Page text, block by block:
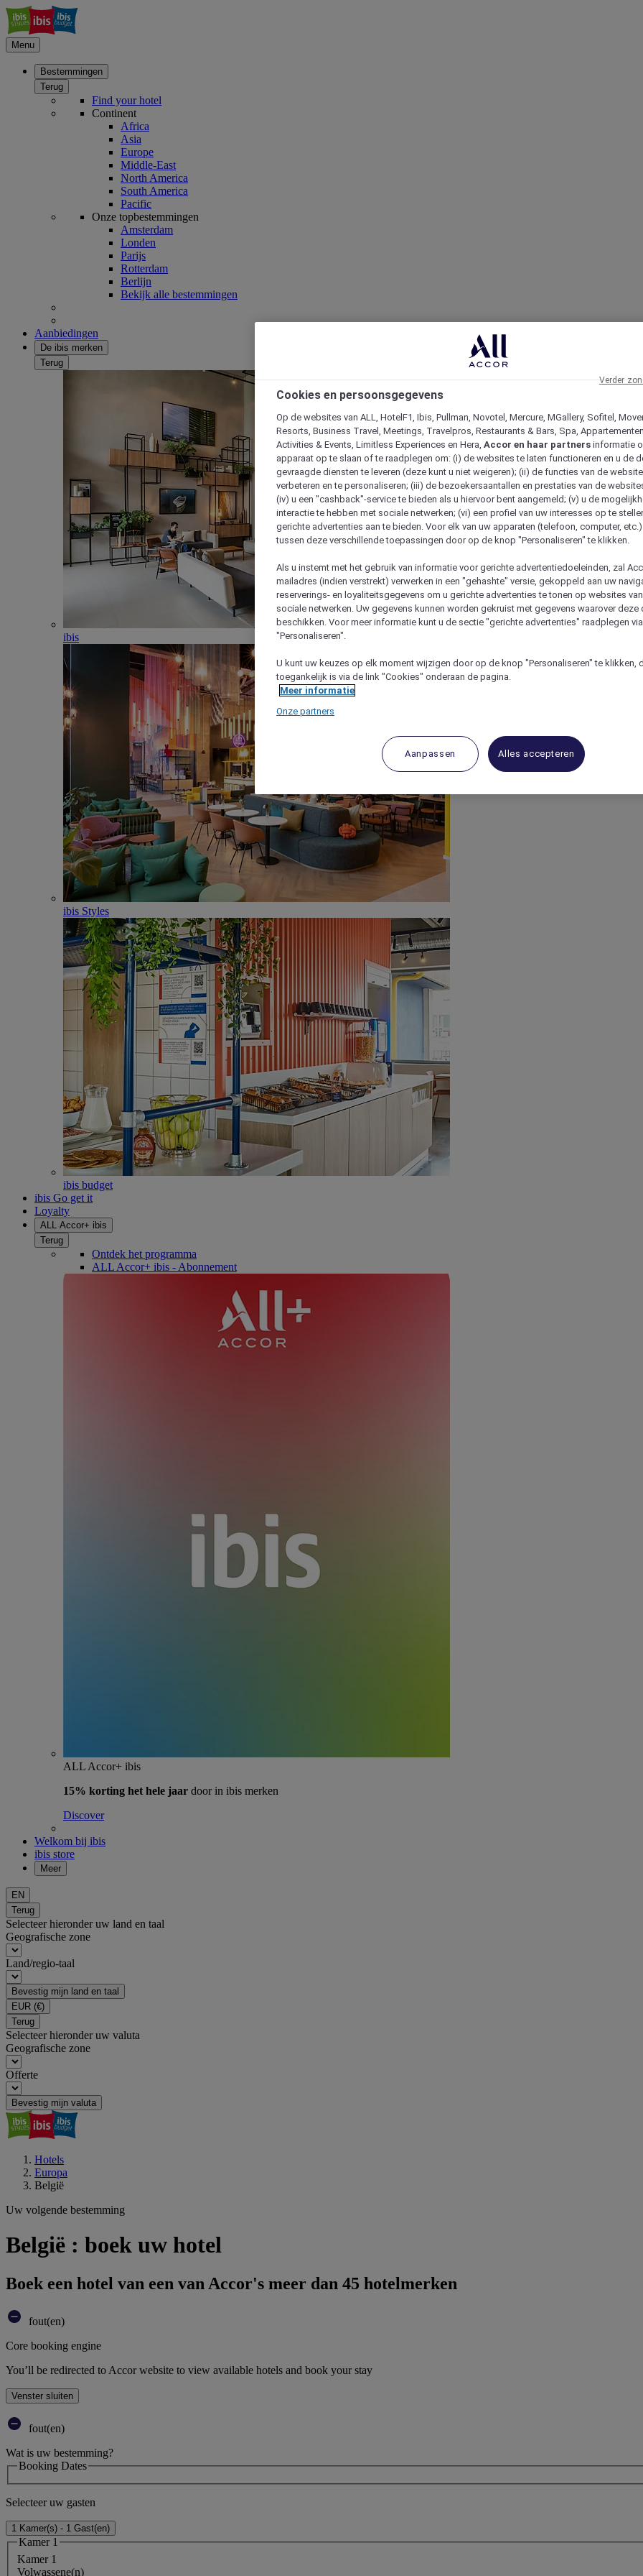
Menu
Bestemmingen
Terug
Find your hotel
Continent
Africa
Asia
Europe
Middle-East
North America
South America
Pacific
Onze topbestemmingen
Amsterdam
Londen
Parijs
Rotterdam
Berlijn
Bekijk alle bestemmingen
Aanbiedingen
De ibis merken
Terug
ibis
ibis Styles
ibis budget
ibis Go get it
Loyalty
ALL Accor+ ibis
Terug
Ontdek het programma
ALL Accor+ ibis - Abonnement
ALL Accor+ ibis
15% korting het hele jaar door in ibis merken
Discover
Welkom bij ibis
ibis store
Meer
EN
Terug
Selecteer hieronder uw land en taal
Geografische zone
Land/regio-taal
Bevestig mijn land en taal
EUR (€)
Terug
Selecteer hieronder uw valuta
Geografische zone
Offerte
Bevestig mijn valuta
Hotels
Europa
België
Uw volgende bestemming
België : boek uw hotel
Boek een hotel van een van Accor's meer dan 45 hotelmerken
fout(en)
Core booking engine
You’ll be redirected to Accor website to view available hotels and book your stay
Venster sluiten
fout(en)
Wat is uw bestemming?
Booking Dates
Selecteer uw gasten
1 Kamer(s) - 1 Gast(en)
Kamer 1
Kamer 1
Volwassene(n)
Cookies en persoonsgegevens
Op de websites van ALL, HotelF1, Ibis, Pullman, Novotel, Mercure, MGallery, Sofitel,
Resorts, Business Travel, Meetings, Travelpros, Restaurants & Bars, Spa,
Activities & Events, Limitless Experiences en Hera, Accor en haar partners informatie
apparaat op te slaan of te raadplegen om: (i) de websites te laten functioneren en u de
gevraagde diensten te leveren (deze kunt u niet weigeren); (ii) de functies van de
verbeteren en te personaliseren; (iii) de bezoekersaantallen en prestaties van de
(iv) u een "cashback"-service te bieden als u hiervoor bent aangemeld; (v) u de
interactie te hebben met sociale netwerken; (vi) een profiel van uw interesses op te
gerichte advertenties aan te bieden. Voor elk van uw apparaten (telefoon, computer,
tussen deze verschillende toepassingen door op de knop "Personaliseren" te klikken.
Als u instemt met het gebruik van informatie voor gerichte advertentiedoeleinden, zal
mailadres (indien verstrekt) verwerken in een "gehashte" versie, gekoppeld aan uw
reserverings- en loyaliteitsgegevens om u gerichte advertenties te tonen op websites
sociale netwerken. Uw gegevens kunnen worden gekruist met gegevens waarover deze
beschikken. Voor meer informatie kunt u de sectie "gerichte advertenties" raadplegen
"Personaliseren".
U kunt uw keuzes op elk moment wijzigen door op de knop "Personaliseren" te klikken,
toegankelijk is via de link "Cookies" onderaan de pagina.
Meer informatie
Onze partners
Aanpassen Alles accepteren
Verder